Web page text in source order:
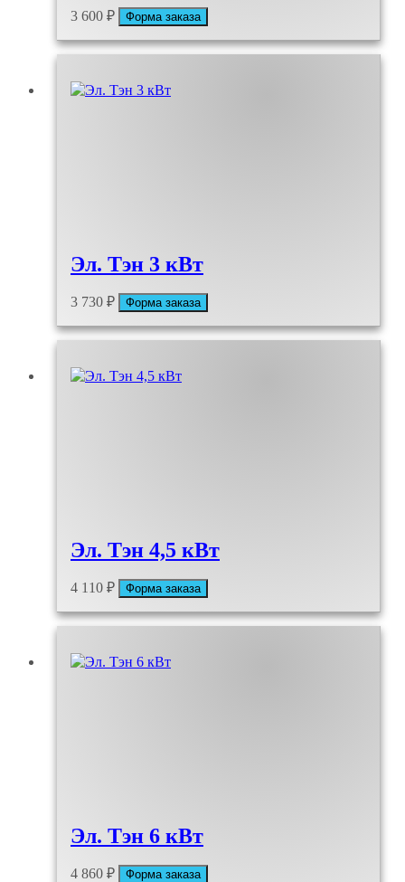
3 600 ₽ Форма заказа
Эл. Тэн 3 кВт
3 730 ₽ Форма заказа
Эл. Тэн 4,5 кВт
4 110 ₽ Форма заказа
Эл. Тэн 6 кВт
4 860 ₽ Форма заказа